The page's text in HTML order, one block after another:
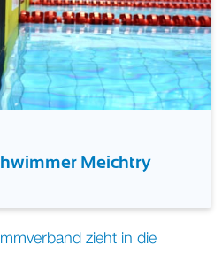
Meichtry
zieht in die